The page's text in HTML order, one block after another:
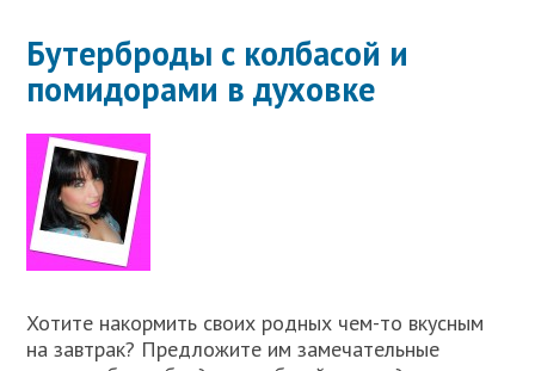
Бутерброды с колбасой и
помидорами в духовке
Хотите накормить своих родных чем-то вкусным
на завтрак? Предложите им замечательные